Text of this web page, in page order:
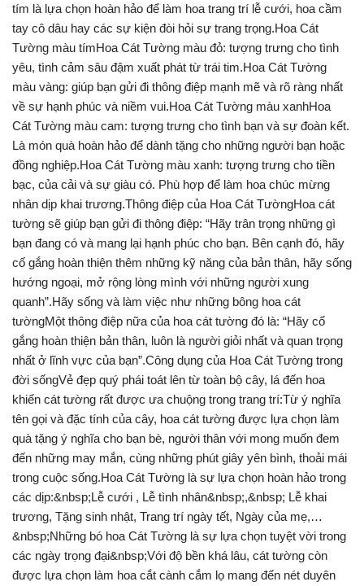
tím là lựa chọn hoàn hảo để làm hoa trang trí lễ cưới, hoa cầm
tay cô dâu hay các sự kiện đòi hỏi sự trang trọng.Hoa Cát
Tường màu tímHoa Cát Tường màu đỏ: tượng trưng cho tình
yêu, tình cảm sâu đậm xuất phát từ trái tim.Hoa Cát Tường
màu vàng: giúp bạn gửi đi thông điệp mạnh mẽ và rõ ràng nhất
về sự hạnh phúc và niềm vui.Hoa Cát Tường màu xanhHoa
Cát Tường màu cam: tượng trưng cho tình bạn và sự đoàn kết.
Là món quà hoàn hảo để dành tặng cho những người bạn hoặc
đồng nghiệp.Hoa Cát Tường màu xanh: tượng trưng cho tiền
bạc, của cải và sự giàu có. Phù hợp để làm hoa chúc mừng
nhân dịp khai trương.Thông điệp của Hoa Cát TườngHoa cát
tường sẽ giúp bạn gửi đi thông điệp: “Hãy trân trọng những gì
bạn đang có và mang lại hạnh phúc cho bạn. Bên cạnh đó, hãy
cố gắng hoàn thiện thêm những kỹ năng của bản thân, hãy sống
hướng ngoại, mở rộng lòng mình với những người xung
quanh”.Hãy sống và làm việc như những bông hoa cát
tườngMột thông điệp nữa của hoa cát tường đó là: “Hãy cố
gắng hoàn thiện bản thân, luôn là người giỏi nhất và quan trọng
nhất ở lĩnh vực của bạn”.Công dụng của Hoa Cát Tường trong
đời sốngVẻ đẹp quý phái toát lên từ toàn bộ cây, lá đến hoa
khiến cát tường rất được ưa chuộng trong trang trí:Từ ý nghĩa
tên gọi và đặc tính của cây, hoa cát tường được lựa chọn làm
quà tặng ý nghĩa cho bạn bè, người thân với mong muốn đem
đến những may mắn, cùng những phút giây yên bình, thoải mái
trong cuộc sống.Hoa Cát Tường là sự lựa chọn hoàn hảo trong
các dịp:&nbsp;Lễ cưới , Lễ tình nhân&nbsp;,&nbsp; Lễ khai
trương, Tặng sinh nhật, Trang trí ngày tết, Ngày của mẹ,…
&nbsp;Những bó hoa Cát Tường là sự lựa chọn tuyệt vời trong
các ngày trọng đại&nbsp;Với độ bền khá lâu, cát tường còn
được lựa chọn làm hoa cắt cành cắm lọ mang đến nét duyên